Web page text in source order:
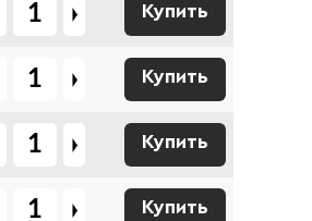
Купить
Купить
Купить
Купить